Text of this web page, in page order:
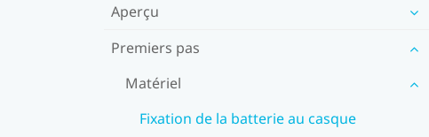
Aperçu
Premiers pas
Matériel
Fixation de la batterie au casque